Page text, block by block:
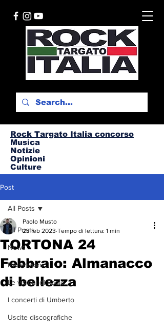
Rock Targato Italia concorso
Musica
Notizie
Opinioni
Culture
Post
All Posts
News
Recensioni
Le visioni di Paolo
I concerti di Umberto
Uscite discografiche
All Posts
TORTONA 24
Febbraio: Almanacco
di bellezza
Paolo Musto
23 feb 2023 Tempo di lettura: 1 min